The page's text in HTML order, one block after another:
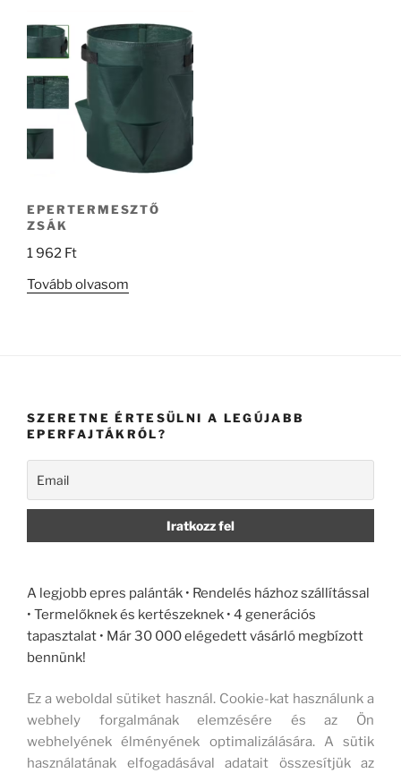
EPERTERMESZTŐ
ZSÁK
1 962 Ft
Tovább olvasom
SZERETNE ÉRTESÜLNI A LEGÚJABB
EPERFAJTÁKRÓL?
A legjobb epres palánták • Rendelés házhoz szállítással
• Termelőknek és kertészeknek • 4 generációs
tapasztalat • Már 30 000 elégedett vásárló megbízott
bennünk!
Ez a weboldal sütiket használ. Cookie-kat használunk a
webhely forgalmának elemzésére és az Ön
webhelyének élményének optimalizálására. A sütik
használatának elfogadásával adatait összesítjük az